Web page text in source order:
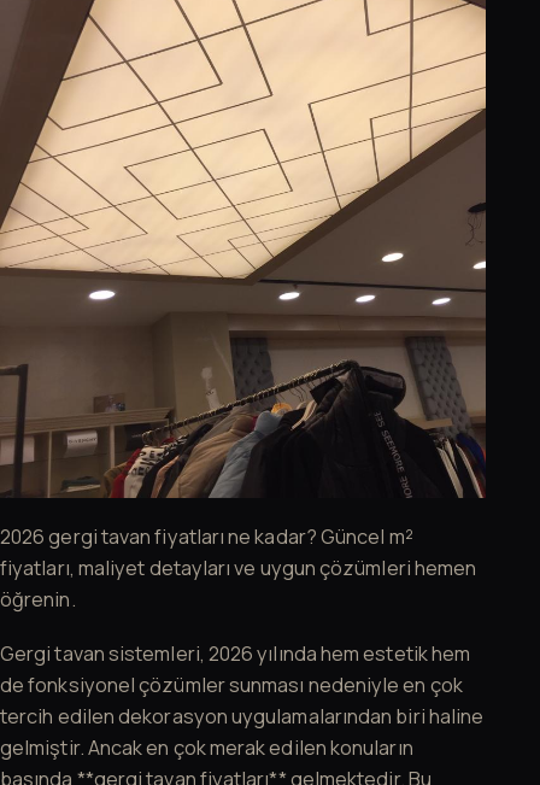
2026 gergi tavan fiyatları ne kadar? Güncel m²
fiyatları, maliyet detayları ve uygun çözümleri hemen
öğrenin.
Gergi tavan sistemleri, 2026 yılında hem estetik hem
de fonksiyonel çözümler sunması nedeniyle en çok
tercih edilen dekorasyon uygulamalarından biri haline
gelmiştir. Ancak en çok merak edilen konuların
başında **gergi tavan fiyatları** gelmektedir. Bu